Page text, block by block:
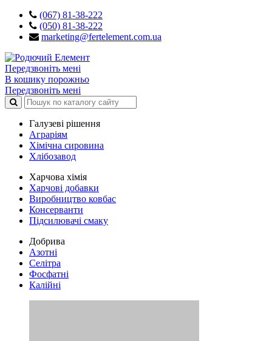
(067) 81-38-222
(050) 81-38-222
marketing@fertelement.com.ua
Передзвоніть мені
В кошику порожньо
Передзвоніть мені
Галузеві рішення
Аграріям
Хімічна сировина
Хлібозавод
Харчова хімія
Харчові добавки
Виробництво ковбас
Консерванти
Підсилювачі смаку
Добрива
Азотні
Селітра
Фосфатні
Калійні